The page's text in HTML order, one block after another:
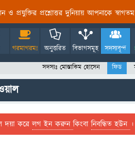
ও প্রযুক্তির প্রশ্নোত্তর দুনিয়ায় আপনাকে
গরমাগরম! অনুত্তরিত বিভাগসমূহ সদস্যবৃন্দ
সদস্যঃ মোস্তাকিম হোসেন ফিড
দয়া করেলগ ইন করুনকিংবানিবন্ধিত হউন ।